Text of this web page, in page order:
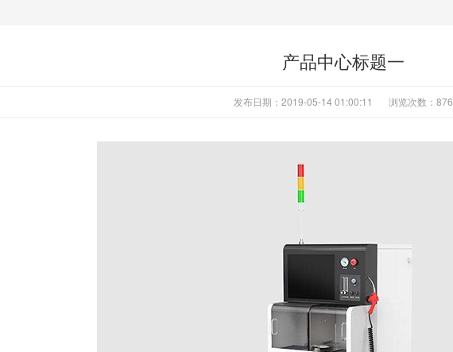
产品中心标题一
发布日期：2019-05-14 01:00:11 浏览次数：876